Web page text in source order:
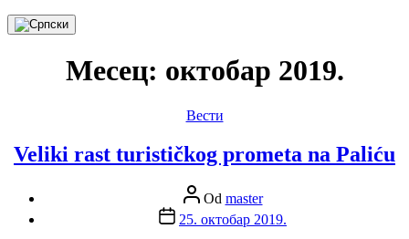
Месец: октобар 2019.
Kategorije
Вести
Veliki rast turističkog prometa na Paliću
Autor
članka
Od master
Datum
članka
25. октобар 2019.